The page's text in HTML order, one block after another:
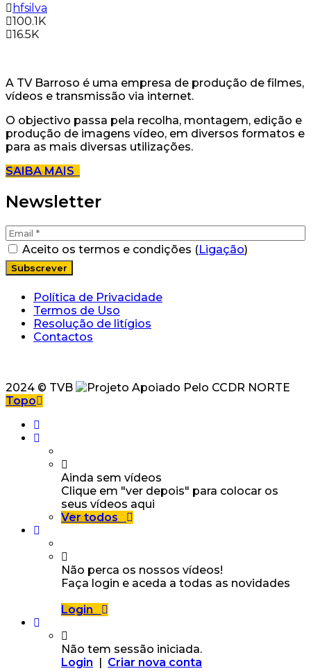
hfsilva
100.1K
16.5K
A TV Barroso é uma empresa de produção de filmes,
vídeos e transmissão via internet.
O objectivo passa pela recolha, montagem, edição e
produção de imagens vídeo, em diversos formatos e
para as mais diversas utilizações.
SAIBA MAIS
Newsletter
Aceito os termos e condições (Ligação)
Política de Privacidade
Termos de Uso
Resolução de litígios
Contactos
2024 © TVB
Topo
Ainda sem vídeos
Clique em "ver depois" para colocar os
seus vídeos aqui
Ver todos
Não perca os nossos vídeos!
Faça login e aceda a todas as novidades
Login
Não tem sessão iniciada.
Login | Criar nova conta